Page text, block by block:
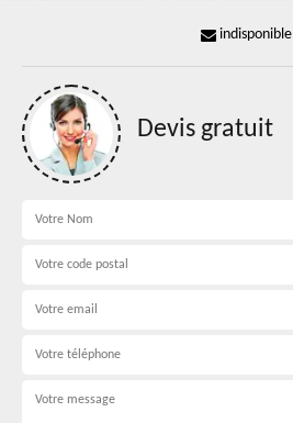
indisponible
Devis gratuit